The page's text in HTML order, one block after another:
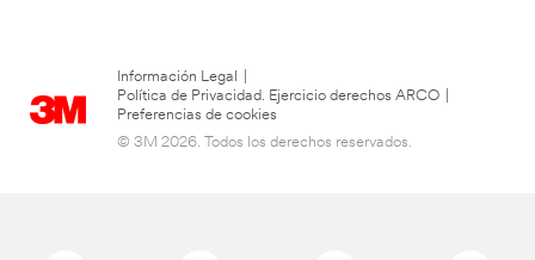
Información Legal
Política de Privacidad. Ejercicio derechos ARCO
Preferencias de cookies
© 3M 2026. Todos los derechos reservados.